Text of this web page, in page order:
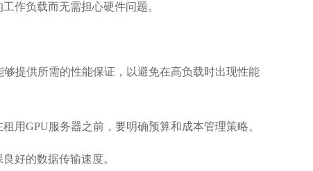
作负载而无需担心硬件问题。
提供所需的性能保证，以避免在高负载时出现性能
用GPU服务器之前，要明确预算和成本管理策略。
好的数据传输速度。